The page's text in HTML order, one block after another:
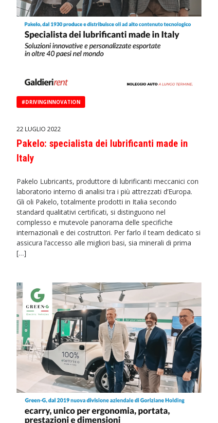
#DRIVINGINNOVATION
22 LUGLIO 2022
Pakelo: specialista dei lubrificanti made in
Italy
Pakelo Lubricants, produttore di lubrificanti meccanici con
laboratorio interno di analisi tra i più attrezzati d’Europa.
Gli oli Pakelo, totalmente prodotti in Italia secondo
standard qualitativi certificati, si distinguono nel
complesso e mutevole panorama delle specifiche
internazionali e dei costruttori. Per farlo il team dedicato si
assicura l’accesso alle migliori basi, sia minerali di prima
[…]